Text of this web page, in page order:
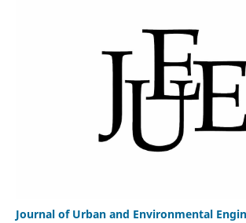
Journal of Urban and Environmental